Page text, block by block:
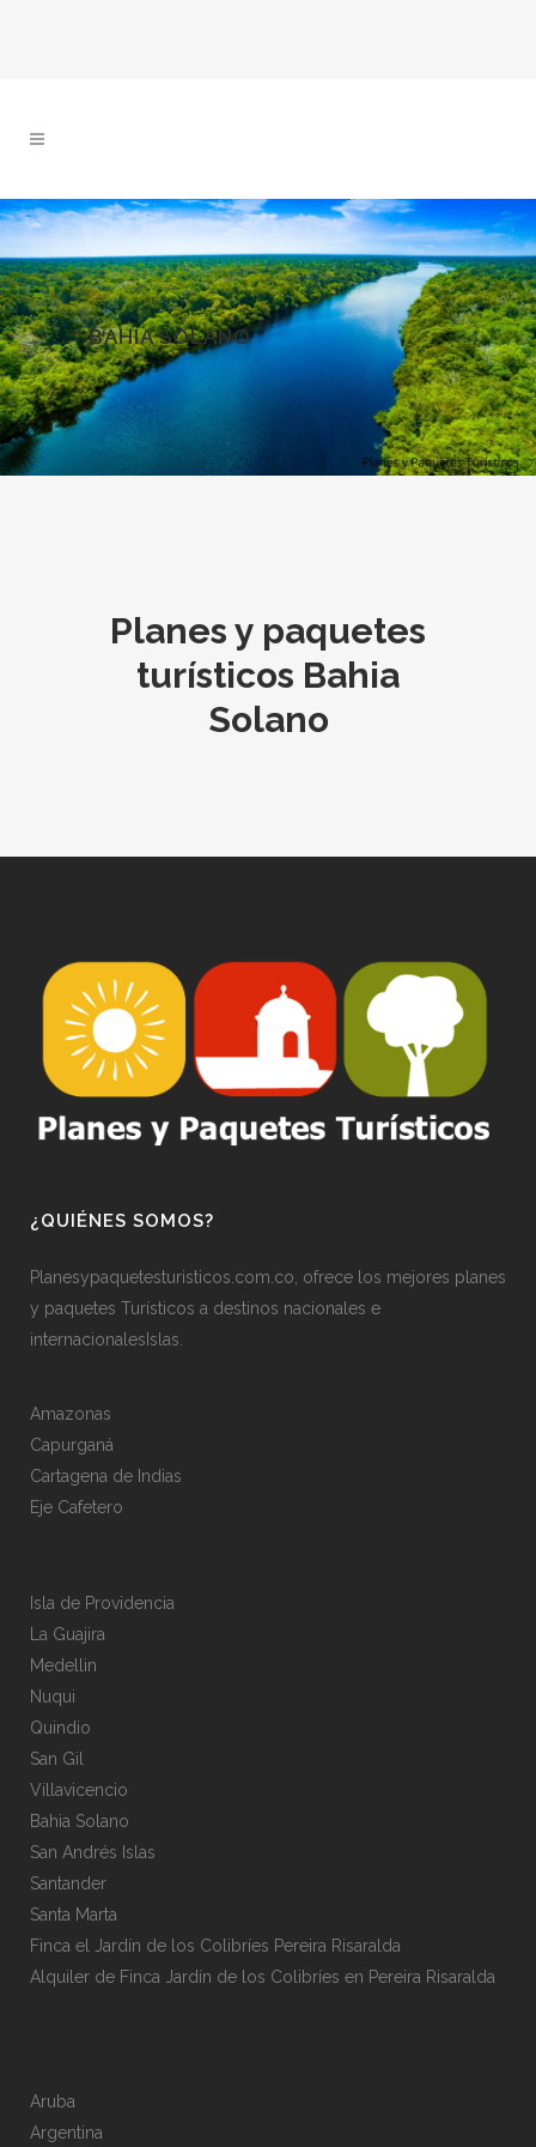
BAHIA SOLANO
Planes y paquetes
turísticos Bahia
Solano
¿QUIÉNES SOMOS?
Planesypaquetesturisticos.com.co, ofrece los mejores planes
y paquetes Turísticos a destinos nacionales e
internacionalesIslas.
Amazonas
Capurganá
Cartagena de Indias
Eje Cafetero
Isla de Providencia
La Guajira
Medellin
Nuqui
Quindio
San Gil
Villavicencio
Bahia Solano
San Andrés Islas
Santander
Santa Marta
Finca el Jardín de los Colibríes Pereira Risaralda
Alquiler de Finca Jardín de los Colibríes en Pereira Risaralda
Aruba
Argentina